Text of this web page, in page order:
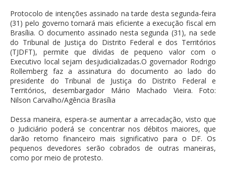
Protocolo de intenções assinado na tarde desta segunda-feira
(31) pelo governo tornará mais eficiente a execução fiscal em
Brasília. O documento assinado nesta segunda (31), na sede
do Tribunal de Justiça do Distrito Federal e dos Territórios
(TJDFT), permite que dívidas de pequeno valor com o
Executivo local sejam desjudicializadas.O governador Rodrigo
Rollemberg faz a assinatura do documento ao lado do
presidente do Tribunal de Justiça do Distrito Federal e
Territórios, desembargador Mário Machado Vieira. Foto:
Nilson Carvalho/Agência Brasília
Dessa maneira, espera-se aumentar a arrecadação, visto que
o Judiciário poderá se concentrar nos débitos maiores, que
darão retorno financeiro mais significativo para o DF. Os
pequenos devedores serão cobrados de outras maneiras,
como por meio de protesto.